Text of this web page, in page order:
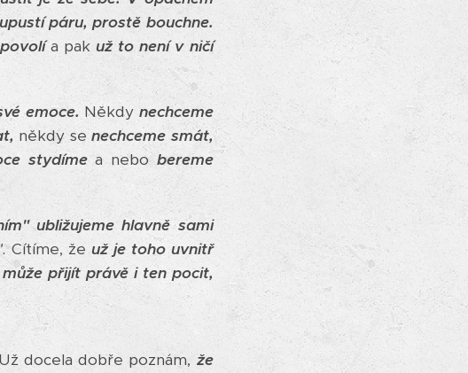
páru, prostě bouchne.
a pakuž to není v ničí
emoce. Někdy nechceme
někdy se nechceme smát,
stydímea nebobereme
ubližujeme hlavně sami
Cítíme, že už je toho uvnitř
přijít právě i ten pocit,
docela dobře poznám, že